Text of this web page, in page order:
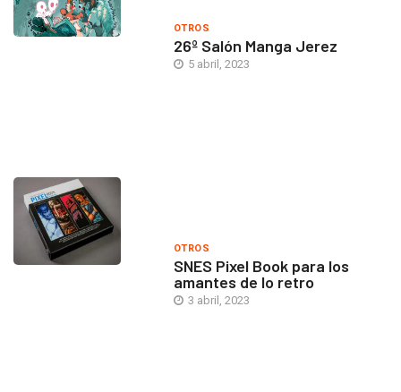
OTROS
26º Salón Manga Jerez
5 abril, 2023
OTROS
SNES Pixel Book para los
amantes de lo retro
3 abril, 2023